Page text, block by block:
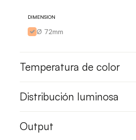
DIMENSION
Ø 72mm
Temperatura de color
Distribución luminosa
Output